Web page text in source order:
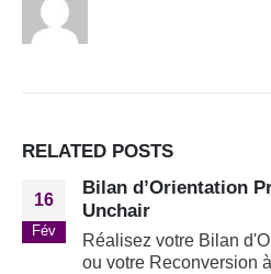
RELATED POSTS
16
Fév
Bilan d’Orientation
Unchair
Réalisez votre Bilan
ou votre Reconversion